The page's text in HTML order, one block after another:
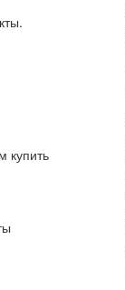
купить